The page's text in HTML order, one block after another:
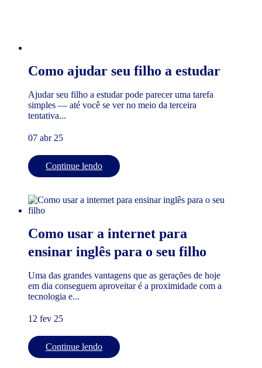
Como ajudar seu filho a estudar
Ajudar seu filho a estudar pode parecer uma tarefa
simples — até você se ver no meio da terceira
tentativa...
07 abr 25
Continue lendo
Como usar a internet para
ensinar inglês para o seu filho
Uma das grandes vantagens que as gerações de hoje
em dia conseguem aproveitar é a proximidade com a
tecnologia e...
12 fev 25
Continue lendo